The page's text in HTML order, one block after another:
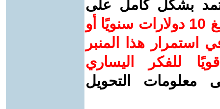
بشكل كامل على
ساهم/ي معنا! بدعمكم بمبلغ 10 دولارات سنويًا أو
استمرار هذا المنبر
للفكر اليساري
معلومات التحويل